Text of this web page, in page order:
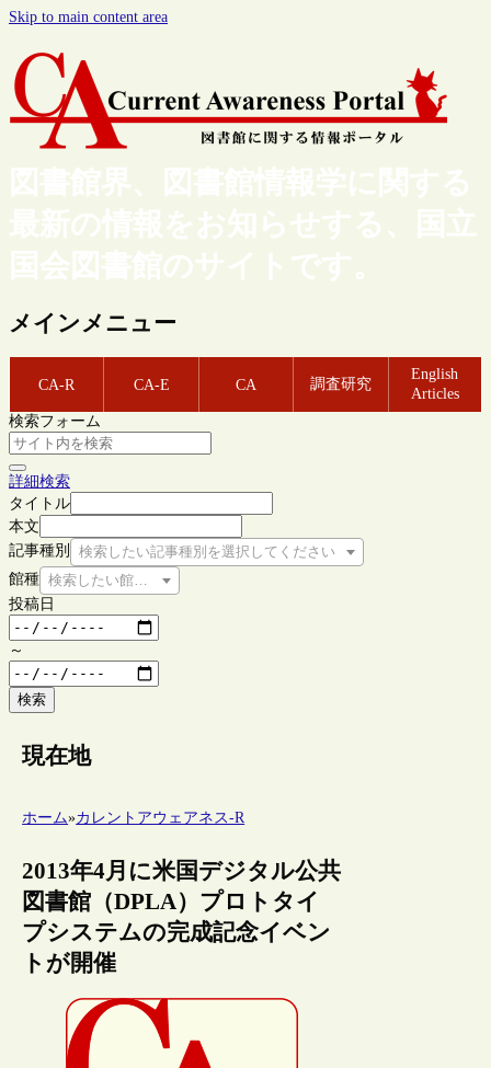
Skip to main content area
図書館界、図書館情報学に関する
最新の情報をお知らせする、国立
国会図書館のサイトです。
メインメニュー
CA-R CA-E CA 調査研究
English
Articles
検索フォーム
詳細検索
タイトル
本文
記事種別
検索したい記事種別を選択してください
館種 検索したい館種を選択してください
投稿日
～
検索
現在地
ホーム»カレントアウェアネス-R
2013年4月に米国デジタル公共
図書館（DPLA）プロトタイ
プシステムの完成記念イベン
トが開催